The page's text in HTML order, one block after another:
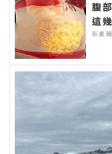
腹
這
新素簡